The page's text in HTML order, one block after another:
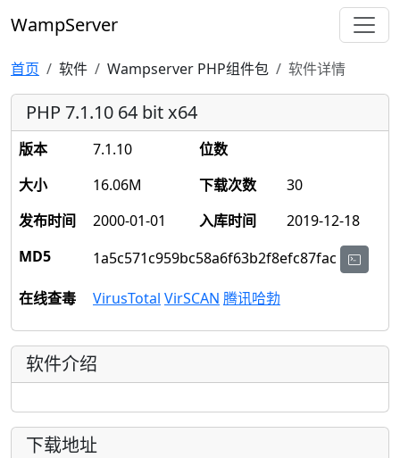
WampServer
首页 软件 Wampserver PHP组件包 软件详情
PHP 7.1.10 64 bit x64
版本 7.1.10
位数
大小
16.06M 下载次数
30
发布时间
2000-01-01 入库时间
2019-12-18
MD5
1a5c571c959bc58a6f63b2f8efc87fac
在线查毒 VirusTotal VirSCAN 腾讯哈勃
软件介绍
下载地址